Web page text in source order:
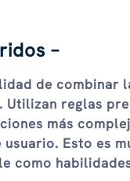
–
de combinar
reglas
más
Esto es
como